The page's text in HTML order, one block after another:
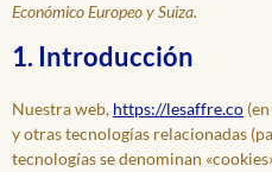
Económico Europeo y Suiza.
1. Introducción
Nuestra web, https://lesaffre.co
y otras tecnologías relacionadas
tecnologías se denominan